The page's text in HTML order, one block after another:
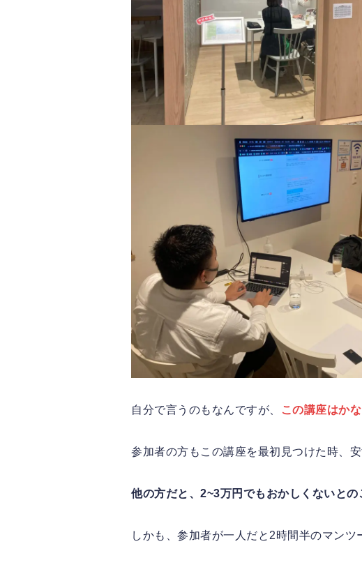
自分で言うのもなんですが、 この講座はか
参加者の方もこの講座を最初見つけた時、
他の方だと、2~3万円でもおかしくないとの
しかも、参加者が一人だと2時間半のマン